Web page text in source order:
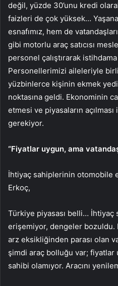
değil, yüzde 30’unu kredi
faizleri de çok yüksek…
esnafımız, hem de
gibi motorlu araç satıcısı
personel çalıştırarak istihdama
Personellerimizi aileleriyle
yüzbinlerce kişinin ekmek
noktasına geldi. Ekonominin
etmesi ve piyasaların
gerekiyor.
“Fiyatlar uygun, ama
İhtiyaç sahiplerinin otomobile
Erkoç,
Türkiye piyasası belli…
erişemiyor, dengeler bozuldu.
arz eksikliğinden parası olan
şimdi araç bolluğu var; fiyatlar
sahibi olamıyor. Aracını